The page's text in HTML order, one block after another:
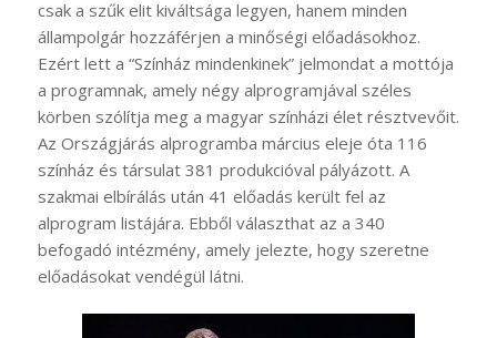
csak a szűk elit kiváltsága legyen, hanem minden
állampolgár hozzáférjen a minőségi előadásokhoz.
Ezért lett a “Színház mindenkinek” jelmondat a mottója
a programnak, amely négy alprogramjával széles
körben szólítja meg a magyar színházi élet résztvevőit.
Az Országjárás alprogramba március eleje óta 116
színház és társulat 381 produkcióval pályázott. A
szakmai elbírálás után 41 előadás került fel az
alprogram listájára. Ebből választhat az a 340
befogadó intézmény, amely jelezte, hogy szeretne
előadásokat vendégül látni.